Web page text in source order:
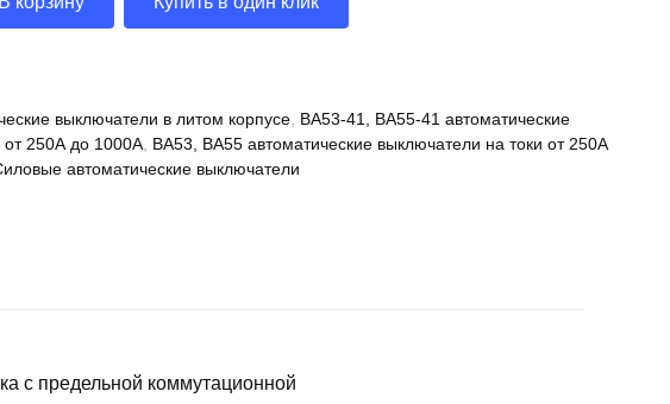
выключатели в литом корпусе, ВА53-41, ВА55-41 автоматические
от 250А до 1000А, ВА53, ВА55 автоматические выключатели на токи от 250А
автоматические выключатели
с предельной коммутационной